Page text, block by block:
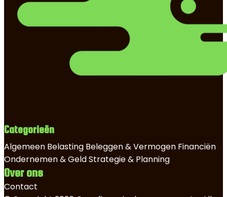
Categorieën
Algemeen Belasting Beleggen & Vermogen Financiën
Ondernemen & GeldStrategie & Planning
Over ons
Contact